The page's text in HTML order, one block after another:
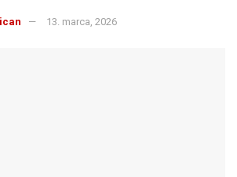
13. marca, 2026